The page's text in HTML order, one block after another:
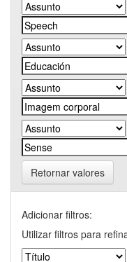
Retornar valores
Adicionar filtros:
Utilizar filtros para